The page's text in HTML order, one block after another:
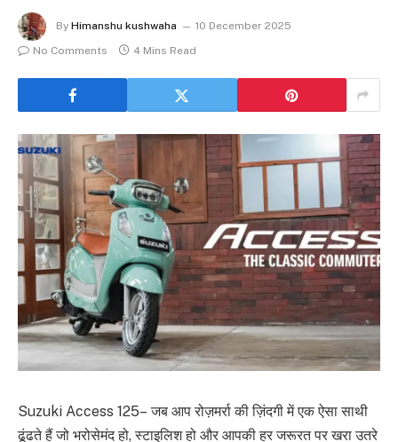
By Himanshu kushwaha
10 December 2025
No Comments
4 Mins Read
Suzuki Access 125– जब आप रोज़मर्रा की ज़िंदगी में एक ऐसा साथी
ढूंढते हैं जो भरोसेमंद हो, स्टाइलिश हो और आपकी हर जरूरत पर खरा उतरे